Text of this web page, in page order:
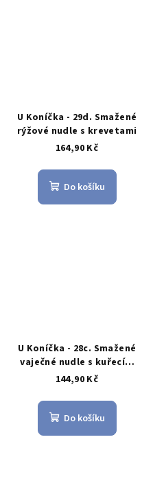
U Koníčka - 29d. Smažené
rýžové nudle s krevetami
164,90 Kč
Do košíku
U Koníčka - 28c. Smažené
vaječné nudle s kuřecím
masem po thajsku
144,90 Kč
Do košíku